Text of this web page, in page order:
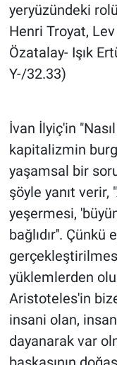
yeryüzündeki
Henri Troyat,
Özatalay- Işık
Y-/32.33)
İvan İlyiç'in
kapitalizmin
yaşamsal bir
şöyle yanıt verir,
yeşermesi,
bağlıdır''.
yüklemlerden
Aristoteles'in
insani olan,
dayanarak var